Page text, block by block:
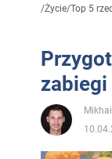
/Życie/Top 5